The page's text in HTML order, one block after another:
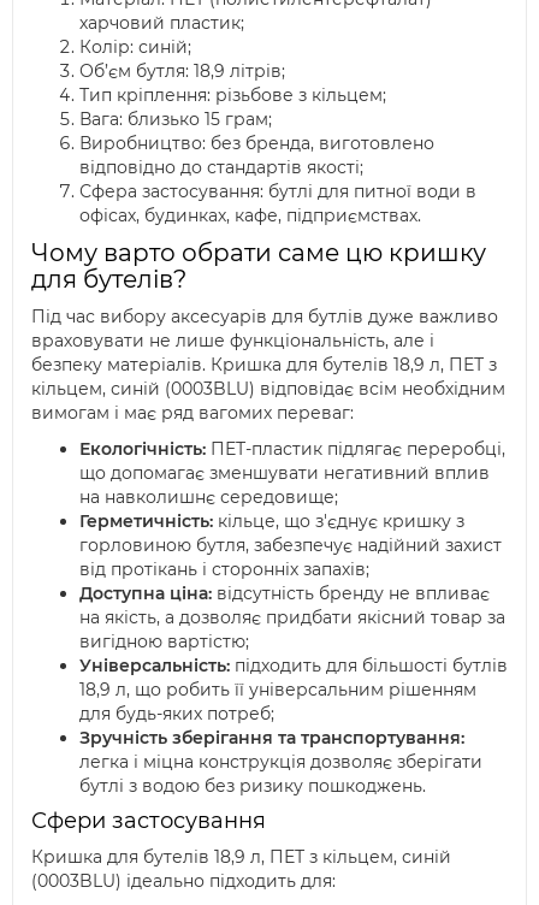
харчовий пластик;
Колір: синій;
Об’єм бутля: 18,9 літрів;
Тип кріплення: різьбове з кільцем;
Вага: близько 15 грам;
Виробництво: без бренда, виготовлено
відповідно до стандартів якості;
Сфера застосування: бутлі для питної води в
офісах, будинках, кафе, підприємствах.
Чому варто обрати саме цю кришку
для бутелів?
Під час вибору аксесуарів для бутлів дуже важливо
враховувати не лише функціональність, але і
безпеку матеріалів. Кришка для бутелів 18,9 л, ПЕТ з
кільцем, синій (0003BLU) відповідає всім необхідним
вимогам і має ряд вагомих переваг:
Екологічність: ПЕТ-пластик підлягає переробці,
що допомагає зменшувати негативний вплив
на навколишнє середовище;
Герметичність: кільце, що з'єднує кришку з
горловиною бутля, забезпечує надійний захист
від протікань і сторонніх запахів;
Доступна ціна: відсутність бренду не впливає
на якість, а дозволяє придбати якісний товар за
вигідною вартістю;
Універсальність: підходить для більшості бутлів
18,9 л, що робить її універсальним рішенням
для будь-яких потреб;
Зручність зберігання та транспортування:
легка і міцна конструкція дозволяє зберігати
бутлі з водою без ризику пошкоджень.
Сфери застосування
Кришка для бутелів 18,9 л, ПЕТ з кільцем, синій
(0003BLU) ідеально підходить для: